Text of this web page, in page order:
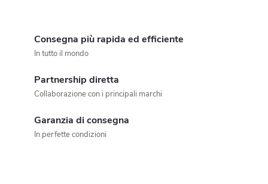
Consegna più rapida ed efficiente
In tutto il mondo
Partnership diretta
Collaborazione con i principali marchi
Garanzia di consegna
In perfette condizioni